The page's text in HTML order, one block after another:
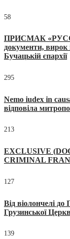
58
ПРИСМАК
документи, вирок
Бучацькій єпархії
295
Nemo iudex in
відповіла
213
EXCLUSIVE
CRIMINAL
127
Від віолончелі
Грузинської
139